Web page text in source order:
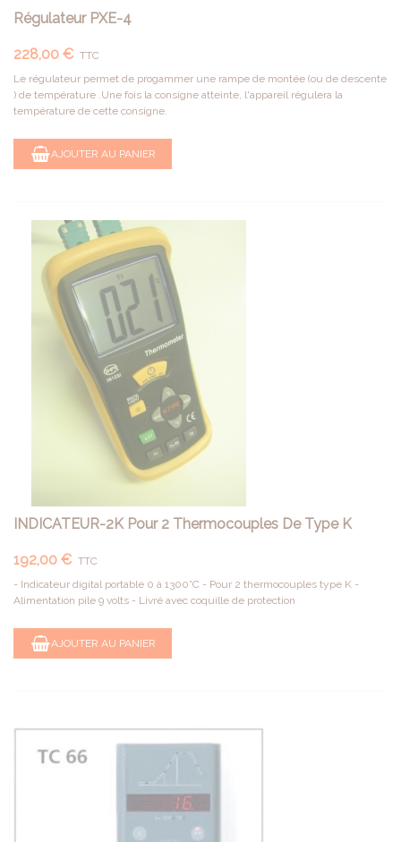
Régulateur PXE-4
228,00 € TTC
Le régulateur permet de progammer une rampe de montée (ou de descente
) de température .Une fois la consigne atteinte, l'appareil régulera la
température de cette consigne.
AJOUTER AU PANIER
INDICATEUR-2K Pour 2 Thermocouples De Type K
192,00 € TTC
- Indicateur digital portable 0 à 1300°C - Pour 2 thermocouples type K -
Alimentation pile 9 volts - Livré avec coquille de protection
AJOUTER AU PANIER